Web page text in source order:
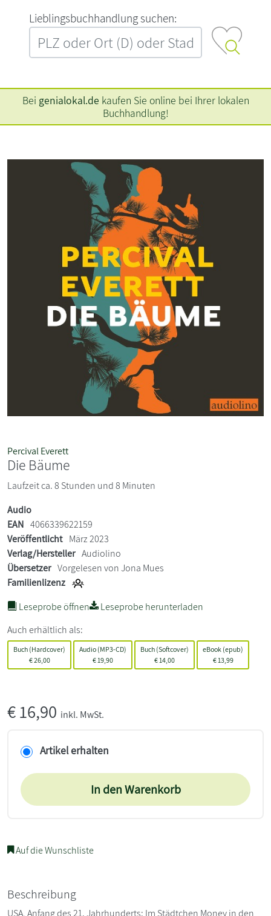
L‍i‍e‍b‍l‍i‍n‍g‍s‍b‍u‍c‍h‍h‍a‍n‍d‍l‍u‍n‍g‍ ‍s‍u‍c‍h‍e‍n‍:‍
Bei genialokal.de kaufen Sie online bei Ihrer lokalen
Buchhandlung!
Percival Everett
Die Bäume
Laufzeit ca. 8 Stunden und 8 Minuten
Audio
EAN 4066339622159
Veröffentlicht März 2023
Verlag/Hersteller Audiolino
Übersetzer Vorgelesen von Jona Mues
Familienlizenz
Leseprobe öffnen
Leseprobe herunterladen
Auch erhältlich als:
Buch (Hardcover)
€26,00
Audio (MP3-CD)
€ 19,90
Buch (Softcover)
€ 14,00
eBook (epub)
€13,99
€16,90 inkl. MwSt.
Artikel erhalten
In den Warenkorb
Auf die Wunschliste
Beschreibung
USA, Anfang des 21. Jahrhunderts: Im Städtchen Money in den